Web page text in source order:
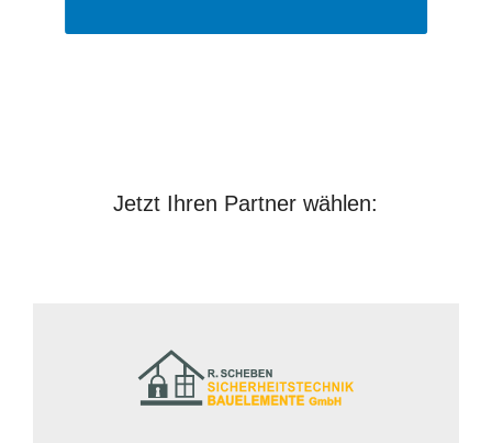
Jetzt Ihren Partner wählen: